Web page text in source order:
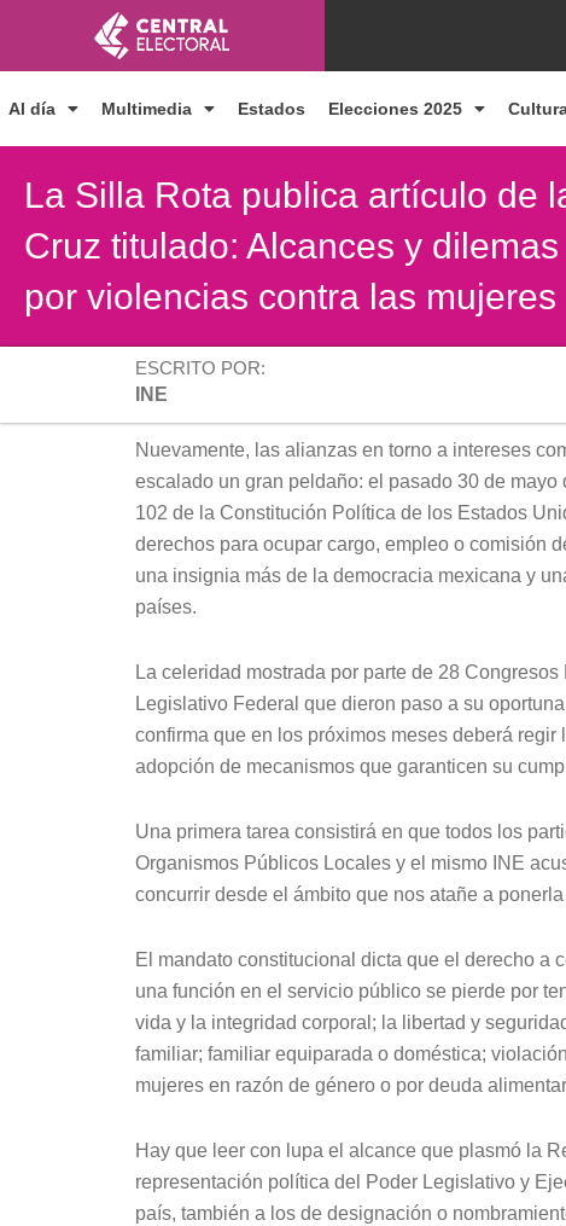
contenido
Al día Multimedia Estados Elecciones 2025
La Silla Rota publica artículo de
Cruz titulado: Alcances y
por violencias contra las mujeres
ESCRITO POR:
INE
Nuevamente, las alianzas en torno a intereses
escalado un gran peldaño: el pasado 30 de
102 de la Constitución Política de los Estados
derechos para ocupar cargo, empleo o comisión
una insignia más de la democracia mexicana y
países.
La celeridad mostrada por parte de 28
Legislativo Federal que dieron paso a su
confirma que en los próximos meses deberá
adopción de mecanismos que garanticen su
Una primera tarea consistirá en que todos los
Organismos Públicos Locales y el mismo INE
concurrir desde el ámbito que nos atañe a
El mandato constitucional dicta que el derecho a
una función en el servicio público se pierde por
vida y la integridad corporal; la libertad y
familiar; familiar equiparada o doméstica;
mujeres en razón de género o por deuda
Hay que leer con lupa el alcance que plasmó la
representación política del Poder Legislativo y
país, también a los de designación o